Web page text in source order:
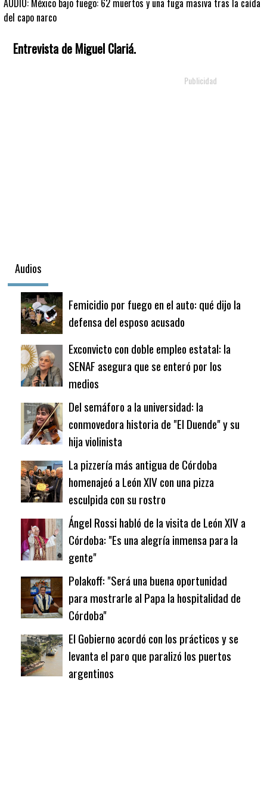
AUDIO: México bajo fuego: 62 muertos y una fuga masiva tras la caída
del capo narco
Entrevista de Miguel Clariá.
Audios
Femicidio por fuego en el auto: qué dijo la
defensa del esposo acusado
Exconvicto con doble empleo estatal: la
SENAF asegura que se enteró por los
medios
Del semáforo a la universidad: la
conmovedora historia de "El Duende" y su
hija violinista
La pizzería más antigua de Córdoba
homenajeó a León XIV con una pizza
esculpida con su rostro
Ángel Rossi habló de la visita de León XIV a
Córdoba: "Es una alegría inmensa para la
gente"
Polakoff: "Será una buena oportunidad
para mostrarle al Papa la hospitalidad de
Córdoba"
El Gobierno acordó con los prácticos y se
levanta el paro que paralizó los puertos
argentinos